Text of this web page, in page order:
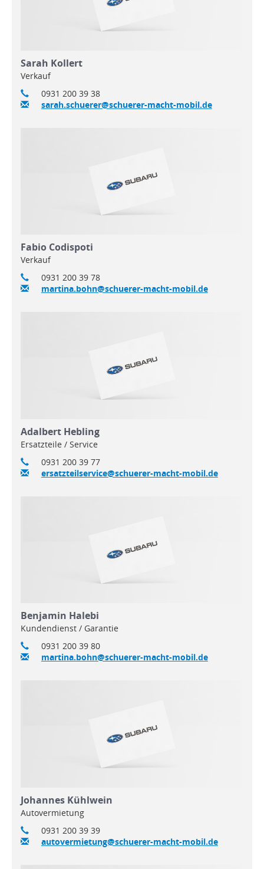
Sarah Kollert
Verkauf
0931 200 39 38
sarah.schuerer@schuerer-macht-mobil.de
Fabio Codispoti
Verkauf
0931 200 39 78
martina.bohn@schuerer-macht-mobil.de
Adalbert Hebling
Ersatzteile / Service
0931 200 39 77
ersatzteilservice@schuerer-macht-mobil.de
Benjamin Halebi
Kundendienst / Garantie
0931 200 39 80
martina.bohn@schuerer-macht-mobil.de
Johannes Kühlwein
Autovermietung
0931 200 39 39
autovermietung@schuerer-macht-mobil.de